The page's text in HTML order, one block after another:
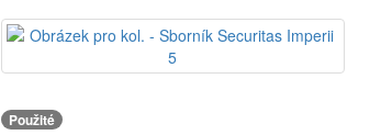
Použité